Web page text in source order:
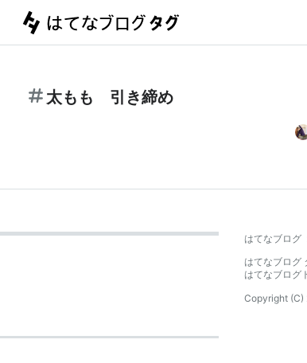
太もも 引き締め
はてなブログ
はてなブログ
はてなブログ
Copyright (C)